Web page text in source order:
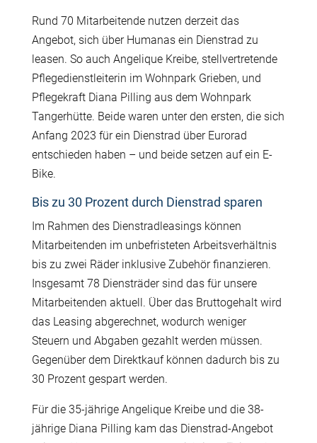
Rund 70 Mitarbeitende nutzen derzeit das
Angebot, sich über Humanas ein Dienstrad zu
leasen. So auch Angelique Kreibe, stellvertretende
Pflegedienstleiterin im Wohnpark Grieben, und
Pflegekraft Diana Pilling aus dem Wohnpark
Tangerhütte. Beide waren unter den ersten, die sich
Anfang 2023 für ein Dienstrad über Eurorad
entschieden haben – und beide setzen auf ein E-
Bike.
Bis zu 30 Prozent durch Dienstrad sparen
Im Rahmen des Dienstradleasings können
Mitarbeitenden im unbefristeten Arbeitsverhältnis
bis zu zwei Räder inklusive Zubehör finanzieren.
Insgesamt 78 Diensträder sind das für unsere
Mitarbeitenden aktuell. Über das Bruttogehalt wird
das Leasing abgerechnet, wodurch weniger
Steuern und Abgaben gezahlt werden müssen.
Gegenüber dem Direktkauf können dadurch bis zu
30 Prozent gespart werden.
Für die 35-jährige Angelique Kreibe und die 38-
jährige Diana Pilling kam das Dienstrad-Angebot